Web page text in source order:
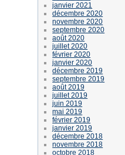
janvier 2021
décembre 2020
novembre 2020
septembre 2020
août 2020
juillet 2020
février 2020
janvier 2020
décembre 2019
septembre 2019
août 2019
juillet 2019
juin 2019
mai 2019
février 2019
janvier 2019
décembre 2018
novembre 2018
octobre 2018